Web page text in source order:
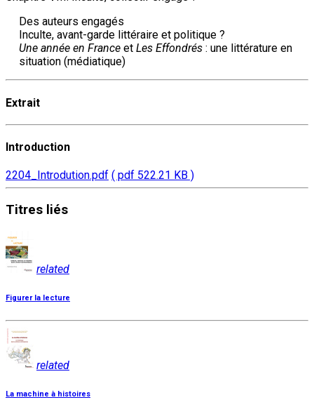
Des auteurs engagés
Inculte, avant-garde littéraire et politique ?
Une année en France et Les Effondrés : une littérature en
situation (médiatique)
Extrait
Introduction
2204_Introdution.pdf ( pdf 522.21 KB )
Titres liés
related
Figurer la lecture
related
La machine à histoires